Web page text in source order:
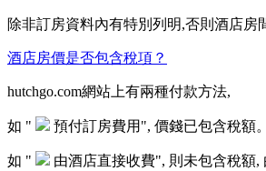
除非訂房資料內有特別列明,否則酒店房
酒店房價是否包含稅項？
hutchgo.com網站上有兩種付款方法,
如 " 預付訂房費用", 價錢已包含稅額。
如 "
由酒店直接收費", 則未包含稅額,